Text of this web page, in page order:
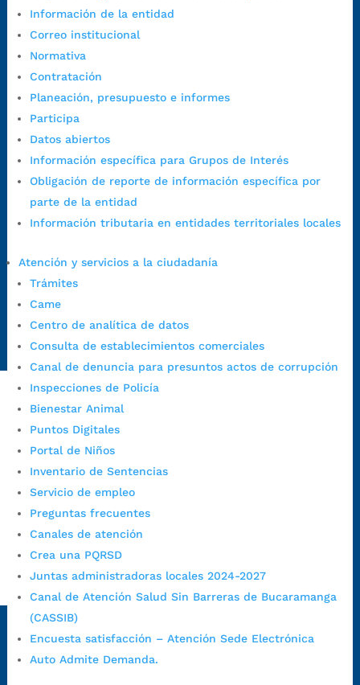
Información de la entidad
Correo institucional
Normativa
Contratación
Planeación, presupuesto e informes
Participa
Datos abiertos
Información específica para Grupos de Interés
Obligación de reporte de información específica por
parte de la entidad
Información tributaria en entidades territoriales locales
Atención y servicios a la ciudadanía
Trámites
Came
Centro de analítica de datos
Consulta de establecimientos comerciales
Canal de denuncia para presuntos actos de corrupción
Inspecciones de Policía
Bienestar Animal
Puntos Digitales
Portal de Niños
Inventario de Sentencias
Servicio de empleo
Preguntas frecuentes
Canales de atención
Crea una PQRSD
Juntas administradoras locales 2024-2027
Canal de Atención Salud Sin Barreras de Bucaramanga
(CASSIB)
Encuesta satisfacción – Atención Sede Electrónica
Auto Admite Demanda.
Canal de denuncia para presuntos actos de corrupción:
https://canaldenuncia.bucaramanga.gov.co/
Radique aquí su queja disciplinaria:
https://www.bucaramanga.gov.co/gobierno-ciudadanos-
1/secretarias/oficina-de-control-interno-disciplinario/
@AlcaldíaBGA
Alcaldía de Bucaramanga
Autorización de Tratamiento de Datos Personales
de Tratamiento de Datos Personales
|
Política web y
comunicaciones |Política de derechos de autor